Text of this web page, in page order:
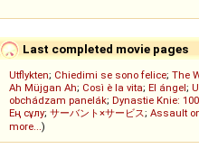
Last completed movie pages
Utflykten; Chiedimi se sono felice; The
Ah Müjgan Ah; Così è la vita; El ángel;
obchádzam panelák; Dynastie Knie:
Ең сұлу; サーバント×サービス; Assault
more...)